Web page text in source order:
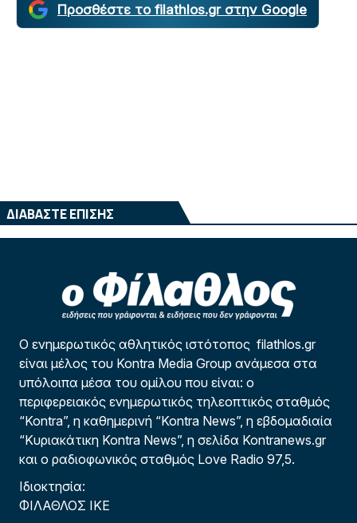
Προσθέστε το filathlos.gr στην Google
ΔΙΑΒΑΣΤΕ ΕΠΙΣΗΣ
Ο ενημερωτικός αθλητικός ιστότοπος filathlos.gr
είναι μέλος του Kontra Media Group ανάμεσα στα
υπόλοιπα μέσα του ομίλου που είναι: ο
περιφερειακός ενημερωτικός τηλεοπτικός σταθμός
“Kontra”, η καθημερινή “Kontra News”, η εβδομαδιαία
“Κυριακάτικη Kontra News”, η σελίδα Kontranews.gr
και ο ραδιοφωνικός σταθμός Love Radio 97,5.
Ιδιοκτησία:
ΦΙΛΑΘΛΟΣ ΙΚΕ